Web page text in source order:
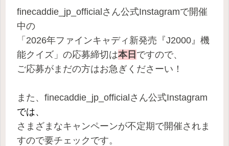
finecaddie_jp_officialさん公式Instagramで開催
中の
「2026年ファインキャディ新発売『J2000』機
能クイズ」の応募締切は本日 ですので、
ご応募がまだの方はお急ぎくださーい！
また、finecaddie_jp_officialさん公式Instagram
では、
さまざまなキャンペーンが不定期で開催されま
すので要チェックです。